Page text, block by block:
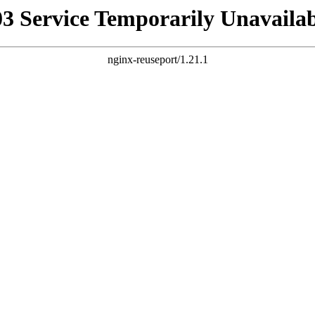
Service Temporarily
nginx-reuseport/1.21.1